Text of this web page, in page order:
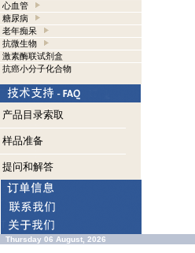
心血管
糖尿病
老年痴呆
抗微生物
激素酶联试剂盒
抗癌小分子化合物
产品目录索取
样品准备
提问和解答
Thursday 06 August, 2026